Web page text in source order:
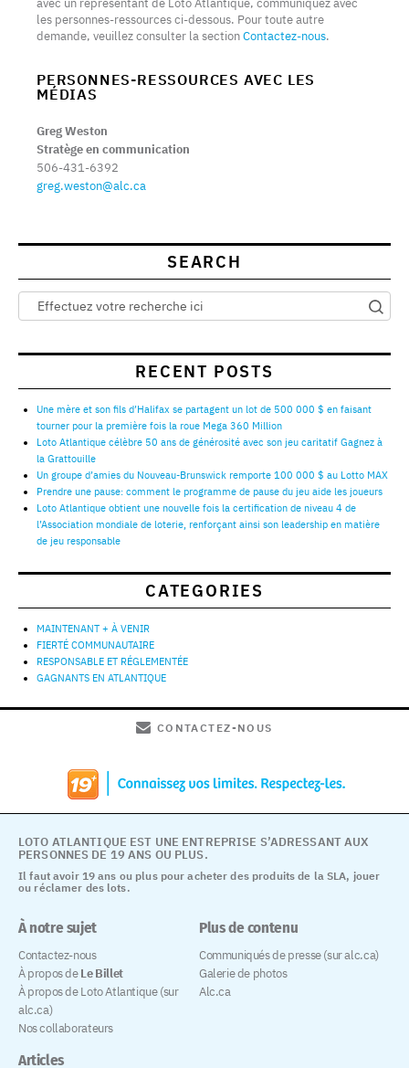
avec un représentant de Loto Atlantique, communiquez avec
les personnes-ressources ci-dessous. Pour toute autre
demande, veuillez consulter la sectionContactez-nous.
PERSONNES-RESSOURCES AVEC LES
MÉDIAS
Greg Weston
Stratège en communication
506-431-6392
greg.weston@alc.ca
SEARCH
RECENT POSTS
Une mère et son fils d’Halifax se partagent un lot de 500 000 $ en faisant
tourner pour la première fois la roue Mega 360 Million
Loto Atlantique célèbre 50 ans de générosité avec son jeu caritatif Gagnez à
la Grattouille
Un groupe d’amies du Nouveau-Brunswick remporte 100 000 $ au Lotto MAX
Prendre une pause: comment le programme de pause du jeu aide les joueurs
Loto Atlantique obtient une nouvelle fois la certification de niveau 4 de
l’Association mondiale de loterie, renforçant ainsi son leadership en matière
de jeu responsable
CATEGORIES
MAINTENANT + À VENIR
FIERTÉ COMMUNAUTAIRE
RESPONSABLE ET RÉGLEMENTÉE
GAGNANTS EN ATLANTIQUE
CONTACTEZ-NOUS
Il faut avoir 19 ans ou plus pour acheter des produits de la SLA, jouer
ou réclamer des lots.
LOTO ATLANTIQUE EST UNE ENTREPRISE S’ADRESSANT AUX
PERSONNES DE 19 ANS OU PLUS.
À notre sujet
Contactez-nous
À propos deLe Billet
À propos de Loto Atlantique (sur
alc.ca)
Nos collaborateurs
Articles
Plus de contenu
Communiqués de presse (sur alc.ca)
Galerie de photos
Alc.ca